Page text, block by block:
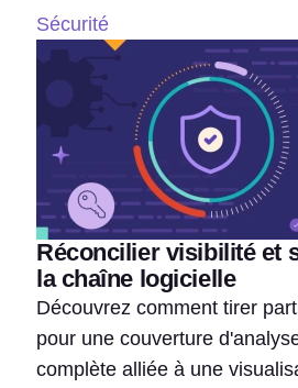
Sécurité
Réconcilier visibilité et
la chaîne logicielle
Découvrez comment tirer
pour une couverture
complète alliée à une